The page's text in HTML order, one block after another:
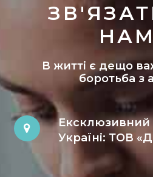
В житті є дещо
боротьба з
Ексклюзивний
Україні: ТОВ